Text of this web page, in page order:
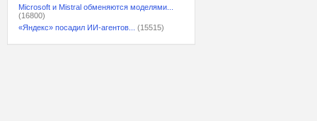
Microsoft и Mistral обменяются моделями...
(16800)
«Яндекс» посадил ИИ-агентов...
(15515)